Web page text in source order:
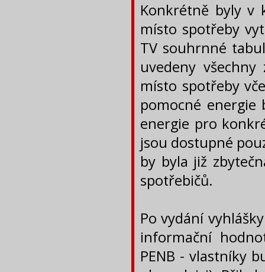
Konkrétně byly v
místo spotřeby
TV souhrnné
uvedeny
místo spotřeby
pomocné
energie pro
jsou dostupné
by byla již
spotřebičů.
Po vydání
informační
PENB - vlastníky